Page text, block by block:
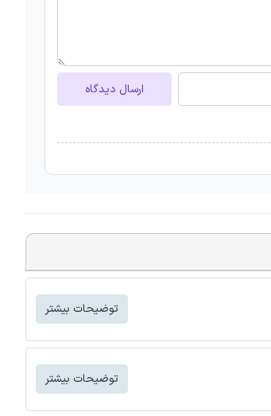
ارسال دیدگاه
توضیحات بیشتر
توضیحات بیشتر